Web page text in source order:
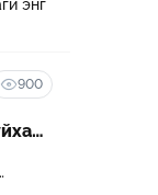
энг
900